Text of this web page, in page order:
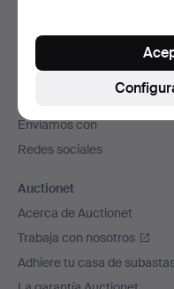
en
de
página
Contacta con el servicio de
Todas las casas de
Enviamos con
Redes sociales
Auctionet
Acerca de Auctionet
Trabaja con nosotros
Adhiere tu casa de